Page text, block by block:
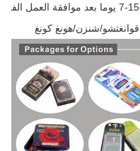
7-15 يوما بعد موافقة العمل الفني (يعتمد على كمية الطلب)
قوانغتشو/شنزن/هونغ كونغ